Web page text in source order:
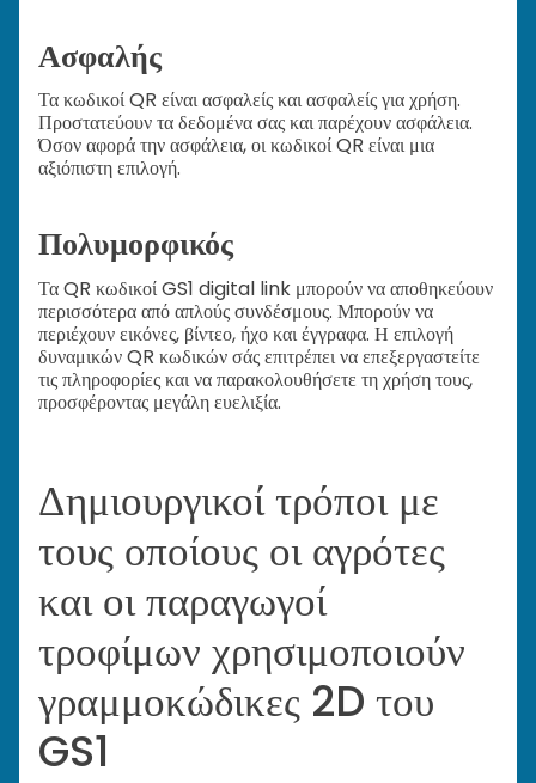
Ασφαλής
Τα κωδικοί QR είναι ασφαλείς και ασφαλείς για χρήση.
Προστατεύουν τα δεδομένα σας και παρέχουν ασφάλεια.
Όσον αφορά την ασφάλεια, οι κωδικοί QR είναι μια
αξιόπιστη επιλογή.
Πολυμορφικός
Τα QR κωδικοί GS1 digital link μπορούν να αποθηκεύουν
περισσότερα από απλούς συνδέσμους. Μπορούν να
περιέχουν εικόνες, βίντεο, ήχο και έγγραφα. Η επιλογή
δυναμικών QR κωδικών σάς επιτρέπει να επεξεργαστείτε
τις πληροφορίες και να παρακολουθήσετε τη χρήση τους,
προσφέροντας μεγάλη ευελιξία.
Δημιουργικοί τρόποι με
τους οποίους οι αγρότες
και οι παραγωγοί
τροφίμων χρησιμοποιούν
γραμμοκώδικες 2D του
GS1